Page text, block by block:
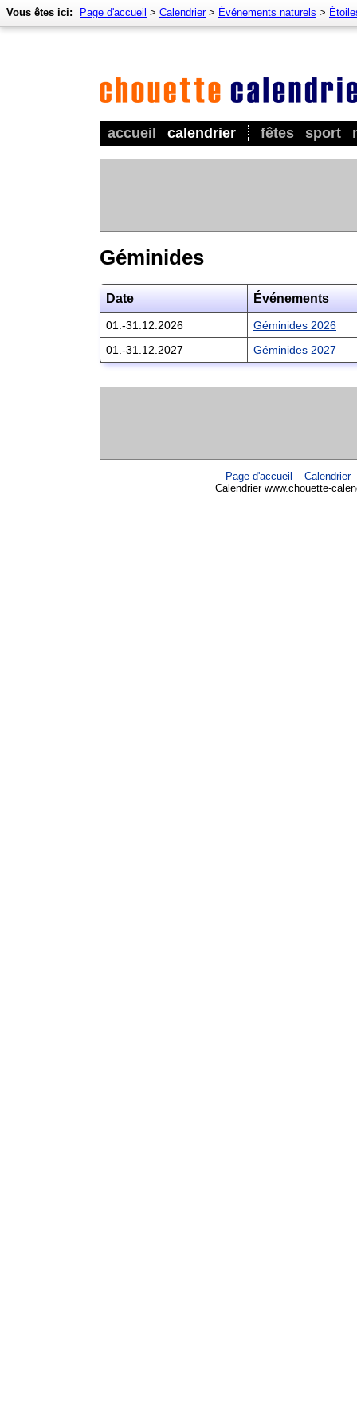
accueil calendrier fêtes sport
Vous êtes ici: Page d'accueil > Calendrier> Événements naturels >
Géminides
Date Événements
01.-31.12.2026
Géminides 2026
01.-31.12.2027
Géminides 2027
Page d'accueil – Calendrier
Calendrier www.chouette-